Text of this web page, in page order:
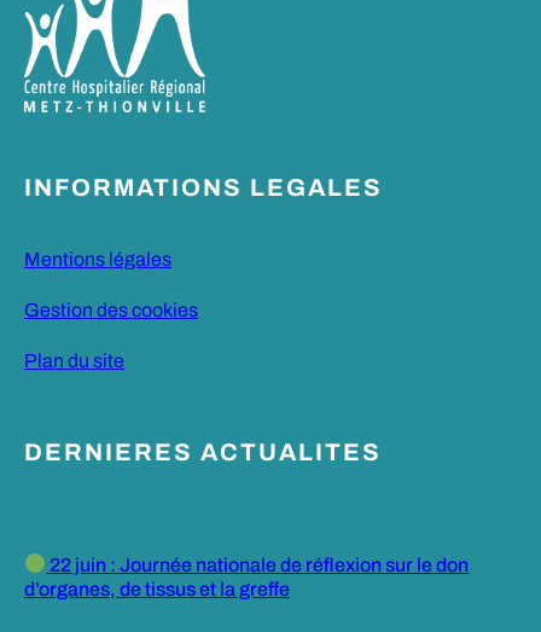
INFORMATIONS LEGALES
Mentions légales
Gestion des cookies
Plan du site
DERNIERES ACTUALITES
22 juin : Journée nationale de réflexion sur le don
d’organes, de tissus et la greffe